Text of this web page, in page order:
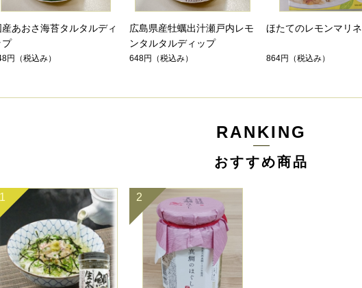
産あおさ海苔タルタルディ
プ
円 （税込み）
広島県産牡蠣出汁瀬戸内レモ
ンタルタルディップ
648円 （税込み）
ほたてのレモンマリネ
864円 （税込み）
RANKING
おすすめ商品
1 2